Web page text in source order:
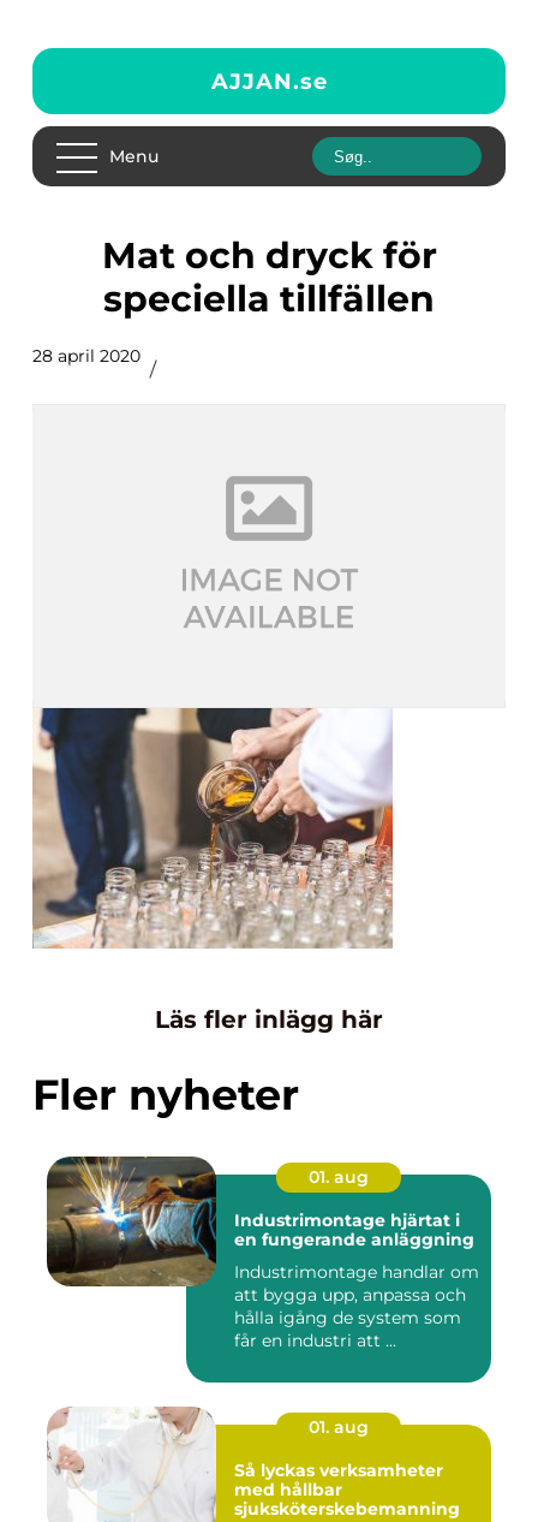
AJJAN.se
Menu
Mat och dryck för
speciella tillfällen
28 april 2020
Läs fler inlägg här
Fler nyheter
01. aug
Industrimontage hjärtat i
en fungerande anläggning
Industrimontage handlar om
att bygga upp, anpassa och
hålla igång de system som
får en industri att ...
01. aug
Så lyckas verksamheter
med hållbar
sjuksköterskebemanning